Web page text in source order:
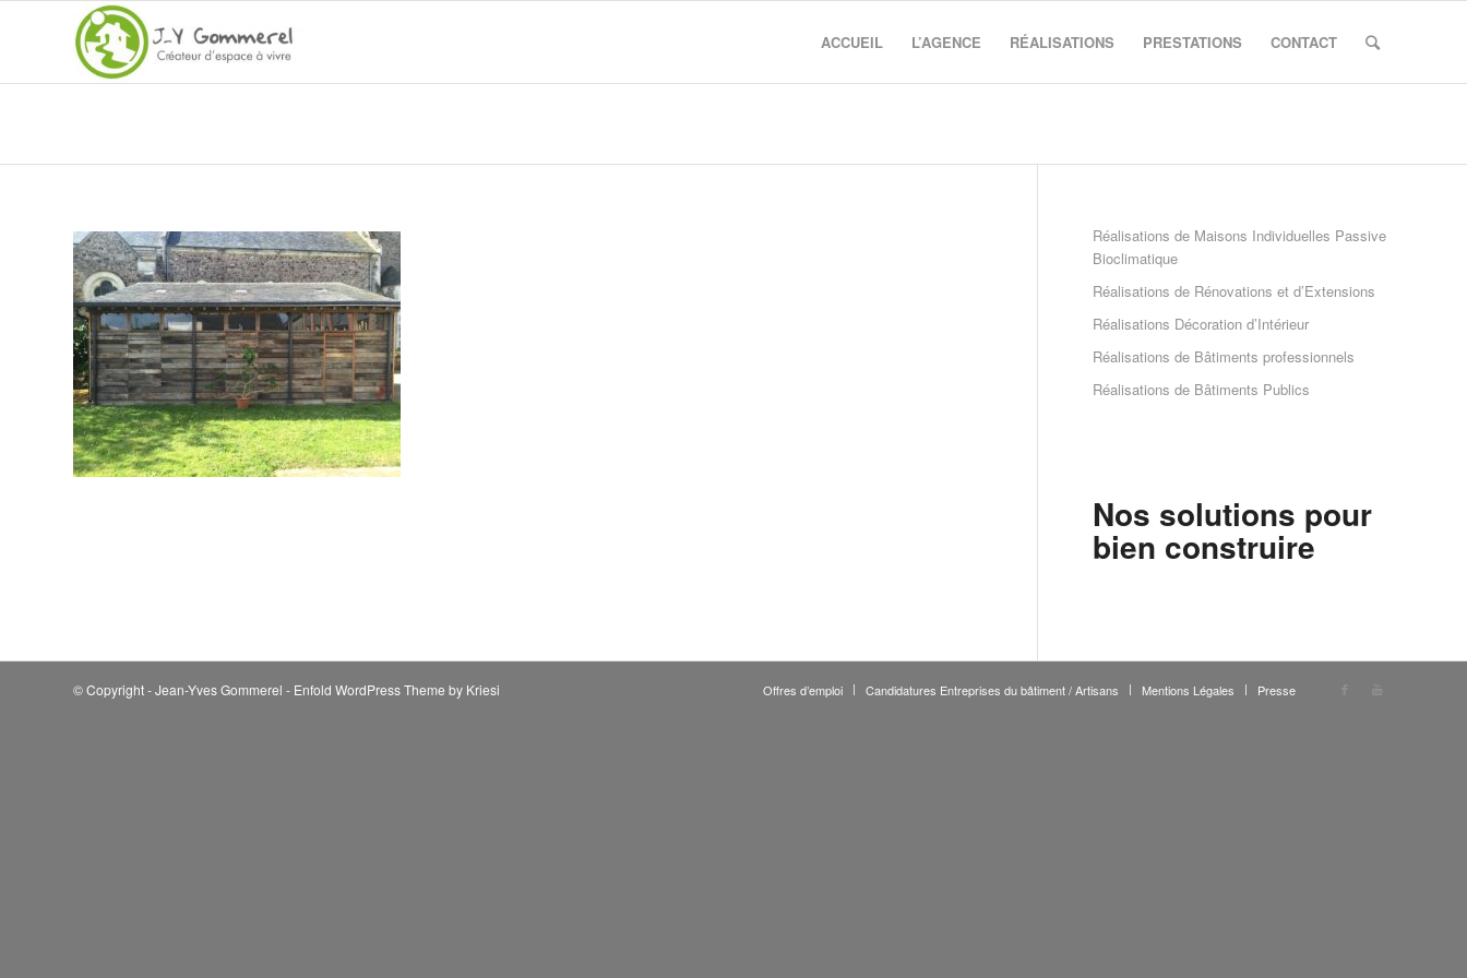
ACCUEIL L’AGENCE RÉALISATIONS PRESTATIONS CONTACT
Réalisations de Maisons Individuelles Passive
Bioclimatique
Réalisations de Rénovations et d’Extensions
Réalisations Décoration d’Intérieur
Réalisations de Bâtiments professionnels
Réalisations de Bâtiments Publics
Nos solutions pour
bien construire
© Copyright - Jean-Yves Gommerel - Enfold WordPress Theme by Kriesi Offres d’emploi Candidatures Entreprises du bâtiment / Artisans Mentions Légales Presse